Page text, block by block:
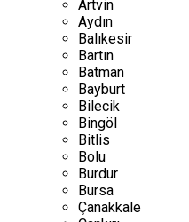
Artvin
Aydın
Balıkesir
Bartın
Batman
Bayburt
Bilecik
Bingöl
Bitlis
Bolu
Burdur
Bursa
Çanakkale